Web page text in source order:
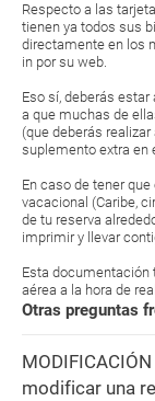
Respecto a las
tienen ya todos sus
directamente en los
in por su web.
Eso sí, deberás
a que muchas de
(que deberás
suplemento extra en
En caso de tener
vacacional (Caribe,
de tu reserva
imprimir y llevar
Esta documentación
aérea a la hora de
Otras preguntas
modificar una